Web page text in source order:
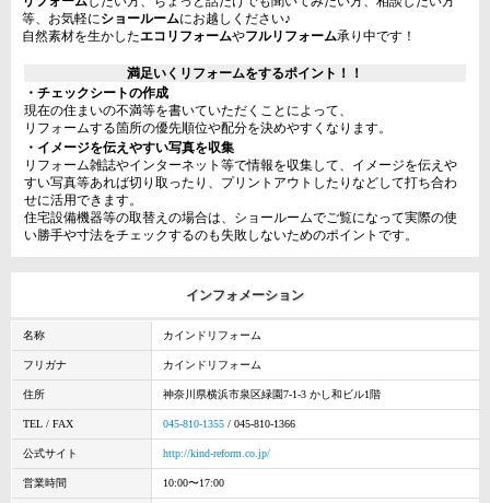
等、お気軽にショールームにお越しください♪
自然素材を生かしたエコリフォームやフルリフォーム承り中です！
満足いくリフォームをするポイント！！
・チェックシートの作成
現在の住まいの不満等を書いていただくことによって、
リフォームする箇所の優先順位や配分を決めやすくなります。
・イメージを伝えやすい写真を収集
リフォーム雑誌やインターネット等で情報を収集して、イメージを伝えや
すい写真等あれば切り取ったり、プリントアウトしたりなどして打ち合わ
せに活用できます。
住宅設備機器等の取替えの場合は、ショールームでご覧になって実際の使
い勝手や寸法をチェックするのも失敗しないためのポイントです。
インフォメーション
名称 カインドリフォーム
フリガナ カインドリフォーム
住所 神奈川県横浜市泉区緑園7-1-3 かし和ビル1階
TEL / FAX 045-810-1355 / 045-810-1366
公式サイト http://kind-reform.co.jp/
営業時間 10:00〜17:00